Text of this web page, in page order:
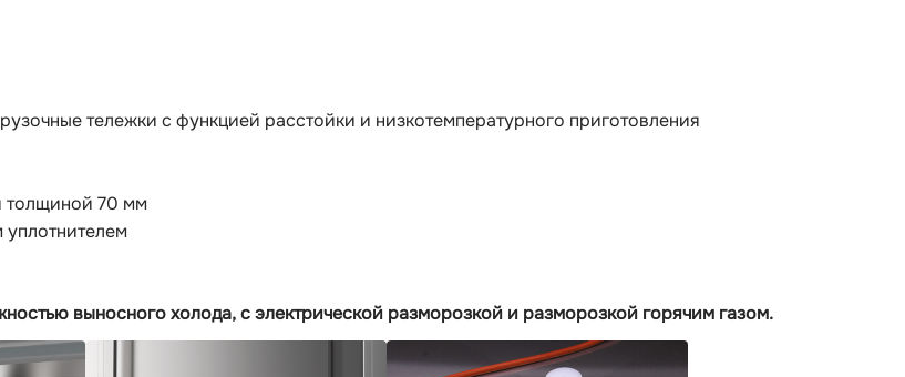
тележкиc функцией расстойки и низкотемпературного приготовления
толщиной 70 мм
выносного холода, с электрической разморозкой и разморозкой горячим газом.